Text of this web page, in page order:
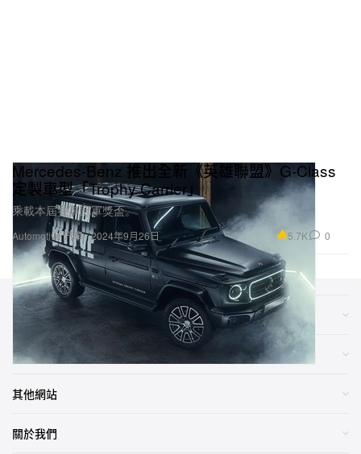
Automotive 汽車
Mercedes-Benz 推出全新《英雄聯盟》G-Class
定製車型「Trophy Carrier」
乘載本屆賽事冠軍獎盃。
2024年9月26日 5.7K 0
類別
網店
其他網站
關於我們